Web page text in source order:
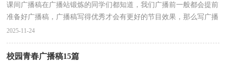
课间广播稿在广播站锻炼的同学们都知道，我们广播前一般都会提前
准备好广播稿，广播稿写得优秀才会有更好的节目效果，那么写广播
稿需要注意哪些问题呢？以下是小编收集整理的课间广...
2025-11-24
校园青春广播稿15篇